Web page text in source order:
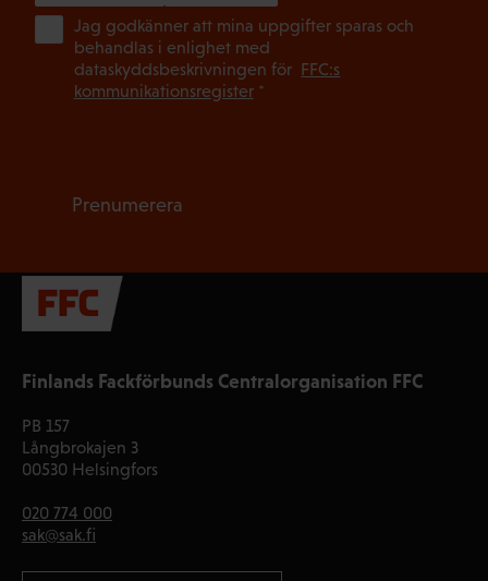
Finlands Fackförbunds Centralorganisation FFC
PB 157
Långbrokajen 3
00530 Helsingfors
020 774 000
sak@sak.fi
Jag godkänner att mina uppgifter sparas och
behandlas i enlighet med
dataskyddsbeskrivningen för FFC:s
kommunikationsregister*
Prenumerera